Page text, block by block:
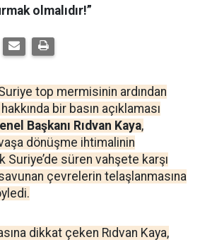
olmalıdır!”
top mermisinin ardından
bir basın açıklaması
Başkanı Rıdvan Kaya,
dönüşme ihtimalinin
Suriye’de süren vahşete karşı
çevrelerin telaşlanmasına
dikkat çeken Rıdvan Kaya,